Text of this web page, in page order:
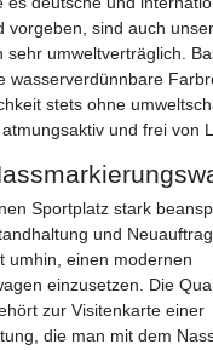
vorgeben, sind auch
sehr umweltverträglich.
wasserverdünnbare
stets ohne
und frei von
Sportplatz stark
und
umhin, einen modernen
einzusetzen. Die
zur Visitenkarte einer
die man mit dem